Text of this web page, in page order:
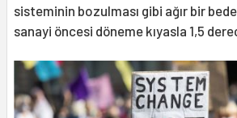
sisteminin bozulması gibi ağır bir
sanayi öncesi döneme kıyasla 1,5